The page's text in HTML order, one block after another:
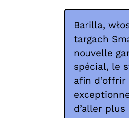
Barilla,
targach
nouvelle
spécial, le
afin
d’aller